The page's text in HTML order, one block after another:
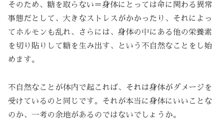
そのため、糖を取らない＝身体にとっては命に関わる異常
事態だとして、大きなストレスがかかったり、それによっ
てホルモンも乱れ、さらには、身体の中にある他の栄養素
を切り貼りして糖を生み出す、という不自然なことをし始
めます。
不自然なことが体内で起これば、それは身体がダメージを
受けているのと同じです。それが本当に身体にいいことな
のか、一考の余地があるのではないでしょうか。